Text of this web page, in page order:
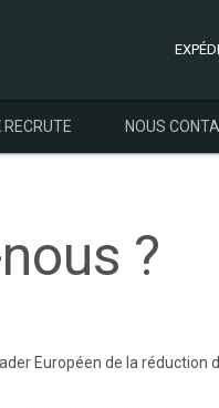
NOUS
?
Européen de la